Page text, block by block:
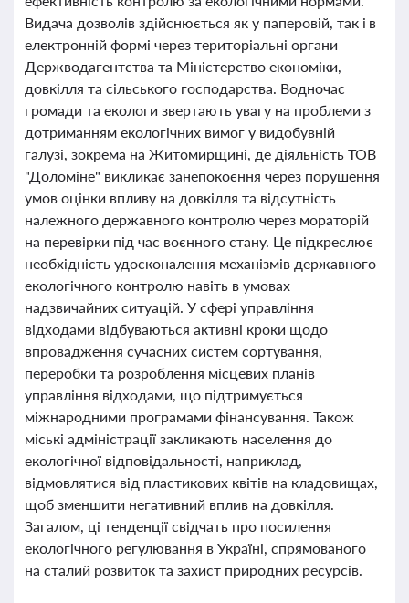
Видача дозволів здійснюється як у паперовій, так і в
електронній формі через територіальні органи
Держводагентства та Міністерство економіки,
довкілля та сільського господарства. Водночас
громади та екологи звертають увагу на проблеми з
дотриманням екологічних вимог у видобувній
галузі, зокрема на Житомирщині, де діяльність ТОВ
"Доломіне" викликає занепокоєння через порушення
умов оцінки впливу на довкілля та відсутність
належного державного контролю через мораторій
на перевірки під час воєнного стану. Це підкреслює
необхідність удосконалення механізмів державного
екологічного контролю навіть в умовах
надзвичайних ситуацій. У сфері управління
відходами відбуваються активні кроки щодо
впровадження сучасних систем сортування,
переробки та розроблення місцевих планів
управління відходами, що підтримується
міжнародними програмами фінансування. Також
міські адміністрації закликають населення до
екологічної відповідальності, наприклад,
відмовлятися від пластикових квітів на кладовищах,
щоб зменшити негативний вплив на довкілля.
Загалом, ці тенденції свідчать про посилення
екологічного регулювання в Україні, спрямованого
на сталий розвиток та захист природних ресурсів.